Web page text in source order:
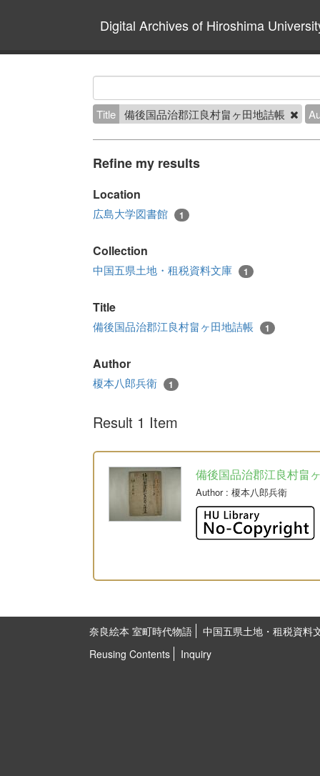
Digital Archives of Hiroshima
Title 備後国品治郡江良村畠ヶ田地詰帳
Refine my results
Location
広島大学図書館 1
Collection
中国五県土地・租税資料文庫 1
Title
備後国品治郡江良村畠ヶ田地詰帳 1
Author
榎本八郎兵衛 1
Result 1 Item
備後国品治郡江良村畠
Author: 榎本八郎兵衛
奈良絵本 室町時代物語
中国五県土地・租税資料
Reusing Contents
Inquiry